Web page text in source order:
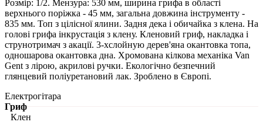
Розмір: 1/2. Мензура: 530 мм, ширина грифа в області
верхнього поріжка - 45 мм, загальна довжина інструменту -
835 мм. Топ з цілісної ялини. Задня дека і обичайка з клена. На
голові грифа інкрустація з клену. Кленовий гриф, накладка і
струнотримач з акації. 3-хслойную дерев'яна окантовка топа,
одношарова окантовка дна. Хромована кілкова механіка Van
Gent з лірою, акрилові ручки. Екологічно безпечний
глянцевий поліуретановий лак. Зроблено в Європі.
Електрогітара
Гриф
Клен